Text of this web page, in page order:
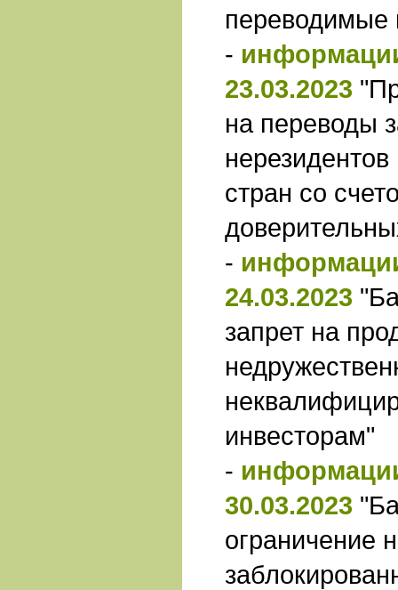
переводимые
-
23.03.2023
на переводы
стран со
-
24.03.2023
запрет на
инвесторам"
-
30.03.2023
ограничение